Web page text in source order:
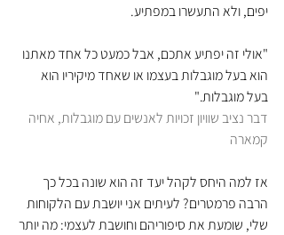
יפים, ולא התעשרו במפתיע.
"אולי זה יפתיע אתכם, אבל כמעט כל אחד מאתנו
הוא בעל מוגבלות בעצמו או שאחד מיקיריו הוא
בעל מוגבלות."
דבר נציב שוויון זכויות לאנשים עם מוגבלות, אחיה
קמארה
אז למה היחס לקהל יעד זה הוא שונה בכל כך
הרבה פרמטרים? לעיתים אני יושבת עם הלקוחות
שלי, שומעת את סיפוריהם וחושבת לעצמי: מה יותר